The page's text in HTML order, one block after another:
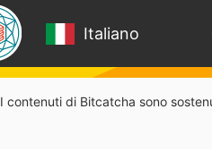
Italiano
I contenuti di Bitcatcha sono